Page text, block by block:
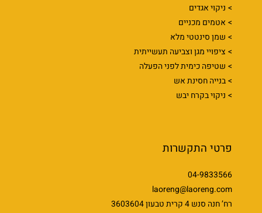
ניקוי אגדים
אטמים מכניים
שמן סינטטי מלא
ציפויי מגן וצביעה תעשייתית
שטיפה כימית לפני הפעלה
בנייה חסינת אש
ניקוי בקרח יבש
פרטי התקשרות
04-9833566
laoreng@laoreng.com
רח’ חנה סנש 4 קרית טבעון 3603604